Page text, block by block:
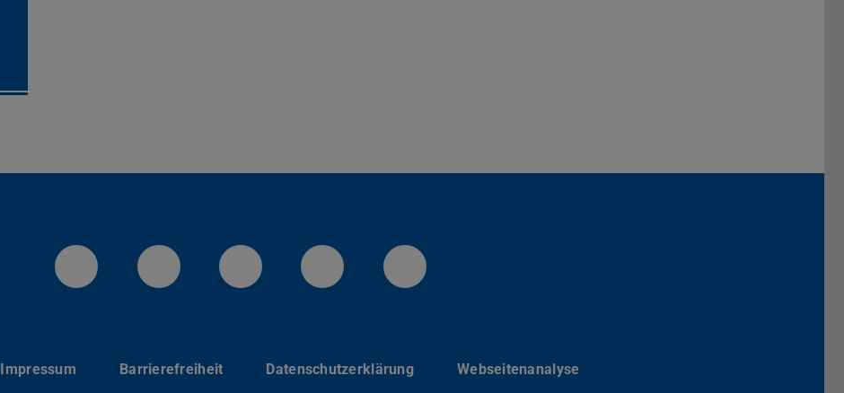
LinkedIn-Seite der TU Darmstadt
Instagram-Kanal der TU Darmstadt
Bluesky-Kanal der TU Darmstadt
Facebook-Seite der TU Darmstadt
YouTube-Kanal der TU Darmstadt
Impressum Barrierefreiheit Datenschutzerklärung Webseitenanalyse